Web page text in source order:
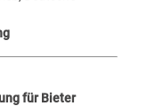
für Bieter